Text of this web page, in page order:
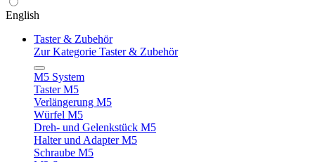
English
Taster & Zubehör
Zur Kategorie Taster & Zubehör
M5 System
Taster M5
Verlängerung M5
Würfel M5
Dreh- und Gelenkstück M5
Halter und Adapter M5
Schraube M5